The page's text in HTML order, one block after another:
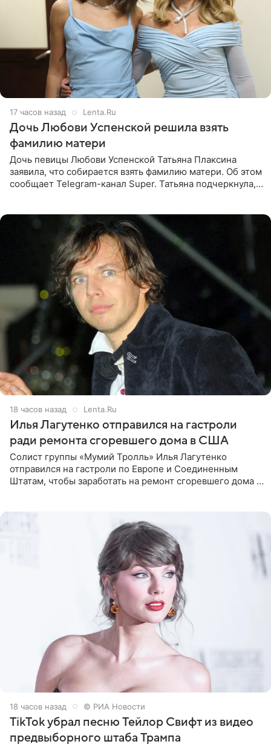
17 часов назад Lenta.Ru
Дочь Любови Успенской решила взять
фамилию матери
Дочь певицы Любови Успенской Татьяна Плаксина
заявила, что собирается взять фамилию матери. Об этом
сообщает Telegram-канал Super. Татьяна подчеркнула,
18 часов назад Lenta.Ru
Илья Лагутенко отправился на гастроли
ради ремонта сгоревшего дома в США
Солист группы «Мумий Тролль» Илья Лагутенко
отправился на гастроли по Европе и Соединенным
Штатам, чтобы заработать на ремонт сгоревшего дома в
18 часов назад © РИА Новости
TikTok убрал песню Тейлор Свифт из видео
предвыборного штаба Трампа